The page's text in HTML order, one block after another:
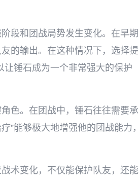
段和团战局势发生变化。在早期
的输出。在这种情况下，选择提
让锤石成为一个非常强大的保护
色。在团战中，锤石往往需要承
”能够极大地增强他的团战能力，
术变化，不仅能保护队友，还能